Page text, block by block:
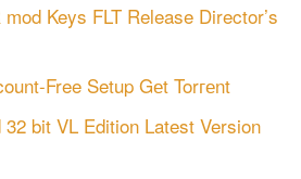
Keys FLT Release Director’s
Free Setup Gеt Torгеnt
bit VL Edition Latest Version